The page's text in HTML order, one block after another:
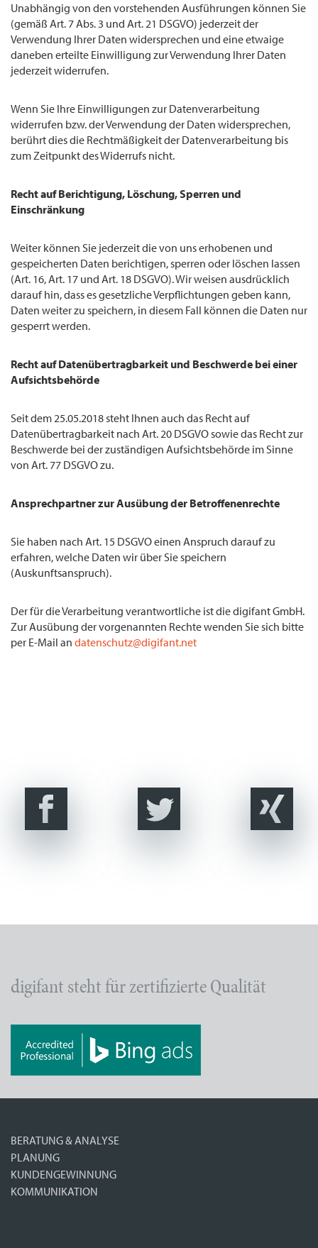
Unabhängig von den vorstehenden Ausführungen können Sie
(gemäß Art. 7 Abs. 3 und Art. 21 DSGVO) jederzeit der
Verwendung Ihrer Daten widersprechen und eine etwaige
daneben erteilte Einwilligung zur Verwendung Ihrer Daten
jederzeit widerrufen.
Wenn Sie Ihre Einwilligungen zur Datenverarbeitung
widerrufen bzw. der Verwendung der Daten widersprechen,
berührt dies die Rechtmäßigkeit der Datenverarbeitung bis
zum Zeitpunkt des Widerrufs nicht.
Recht auf Berichtigung, Löschung, Sperren und
Einschränkung
Weiter können Sie jederzeit die von uns erhobenen und
gespeicherten Daten berichtigen, sperren oder löschen lassen
(Art. 16, Art. 17 und Art. 18 DSGVO). Wir weisen ausdrücklich
darauf hin, dass es gesetzliche Verpflichtungen geben kann,
Daten weiter zu speichern, in diesem Fall können die Daten nur
gesperrt werden.
Recht auf Datenübertragbarkeit und Beschwerde bei einer
Aufsichtsbehörde
Seit dem 25.05.2018 steht Ihnen auch das Recht auf
Datenübertragbarkeit nach Art. 20 DSGVO sowie das Recht zur
Beschwerde bei der zuständigen Aufsichtsbehörde im Sinne
von Art. 77 DSGVO zu.
Ansprechpartner zur Ausübung der Betroffenenrechte
Sie haben nach Art. 15 DSGVO einen Anspruch darauf zu
erfahren, welche Daten wir über Sie speichern
(Auskunftsanspruch).
Der für die Verarbeitung verantwortliche ist die digifant GmbH.
Zur Ausübung der vorgenannten Rechte wenden Sie sich bitte
per E-Mail an datenschutz@digifant.net
digifant steht für zertifizierte Qualität
BERATUNG & ANALYSE
PLANUNG
KUNDENGEWINNUNG
KOMMUNIKATION